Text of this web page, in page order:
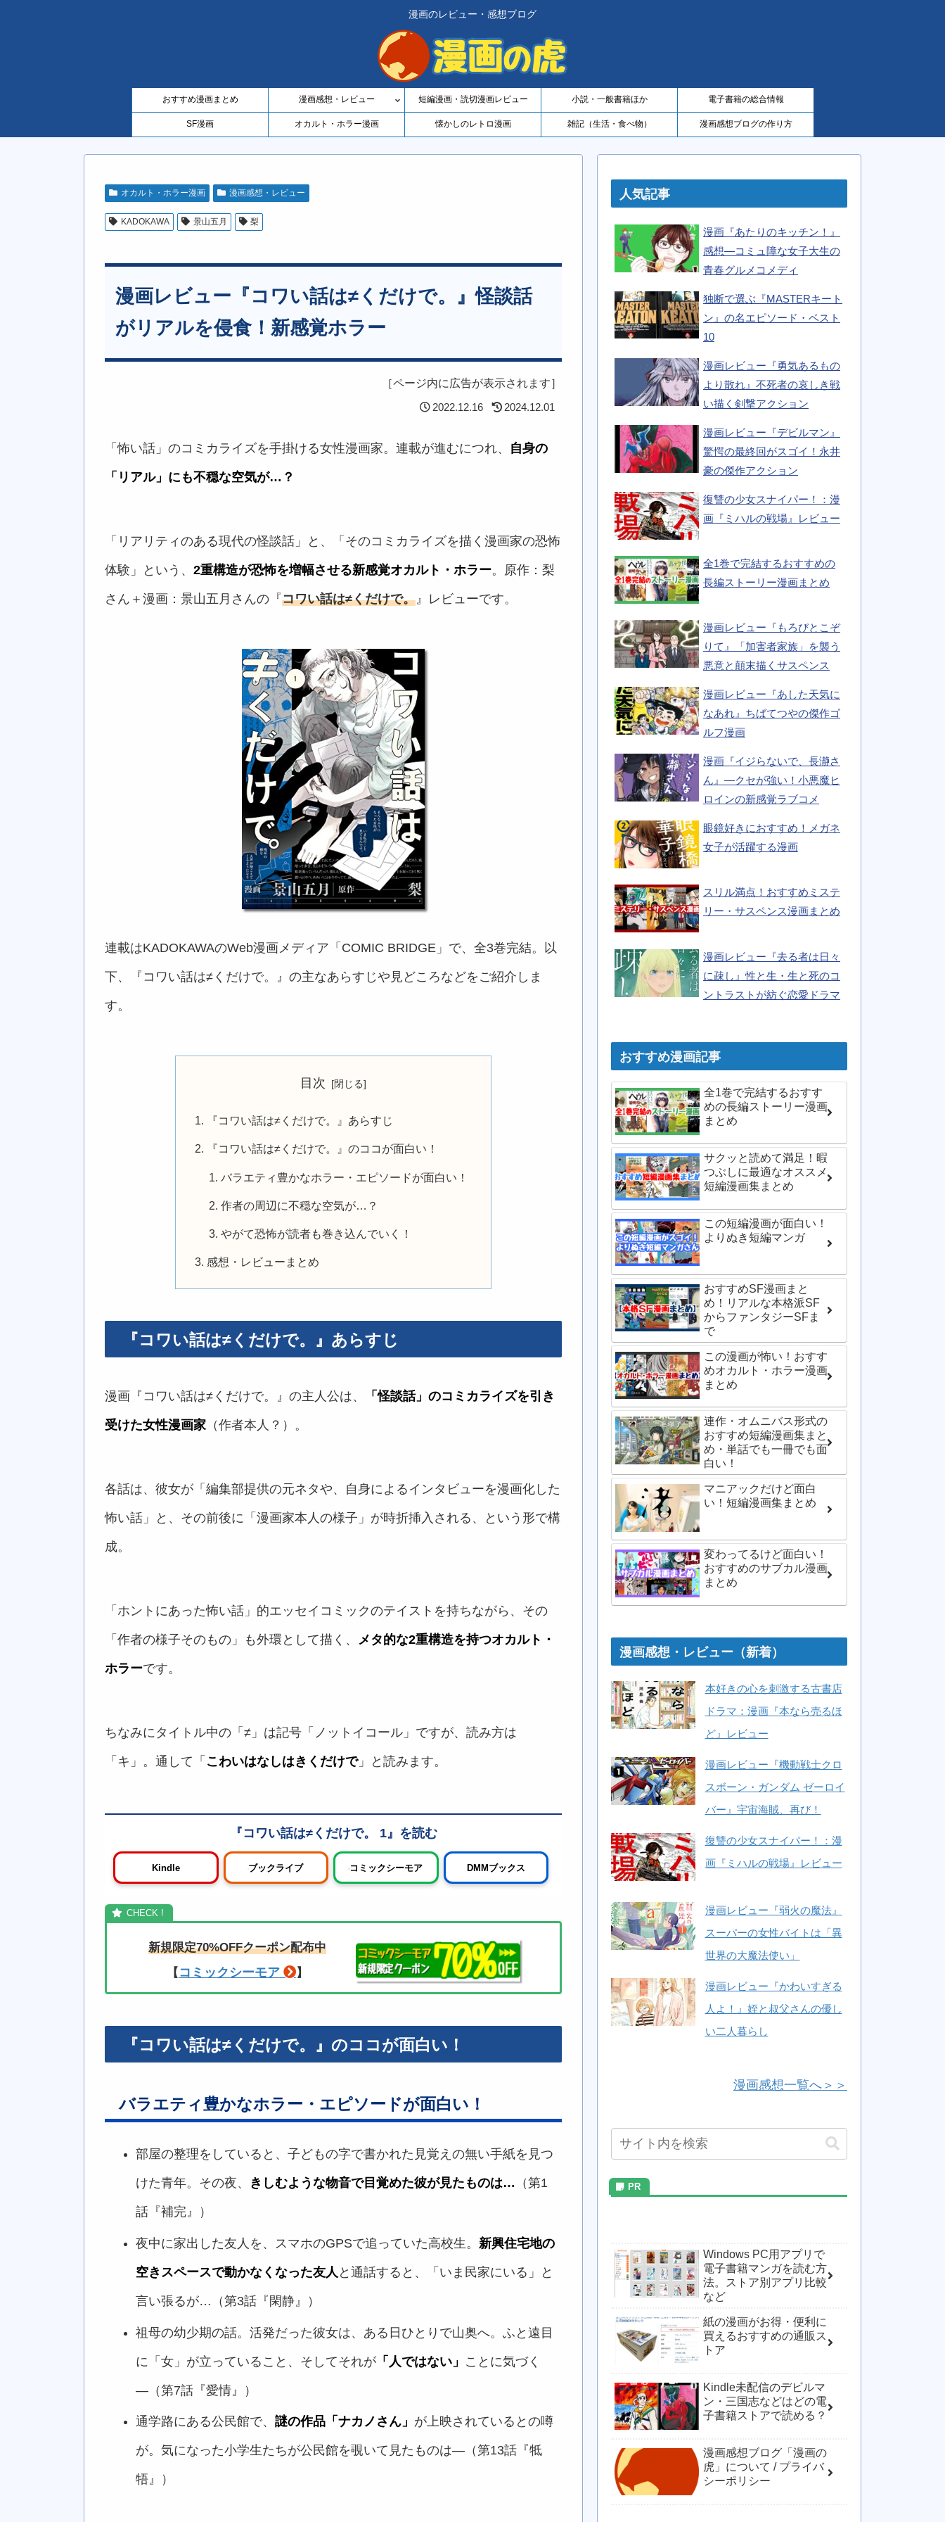
漫画のレビュー・感想ブログ
おすすめ漫画まとめ 漫画感想・レビュー 短編漫画・読切漫画レビュー 小説・一般書籍ほか 電子書籍の総合情報
SF漫画 オカルト・ホラー漫画 懐かしのレトロ漫画 雑記（生活・食べ物） 漫画感想ブログの作り方
オカルト・ホラー漫画 漫画感想・レビュー
KADOKAWA 景山五月 梨
漫画レビュー『コワい話は≠くだけで。』怪談話
がリアルを侵食！新感覚ホラー
［ページ内に広告が表示されます］
2022.12.16 2024.12.01
「怖い話」のコミカライズを手掛ける女性漫画家。連載が進むにつれ、 自身の
「リアル」にも不穏な空気が…？
「リアリティのある現代の怪談話」と、「そのコミカライズを描く漫画家の恐怖
体験」という、 2重構造が恐怖を増幅させる新感覚オカルト・ホラー。原作：梨
さん＋漫画：景山五月さんの『コワい話は≠くだけで。 』レビューです。
連載はKADOKAWAのWeb漫画メディア「COMIC BRIDGE」で、全3巻完結。以
下、『コワい話は≠くだけで。』の主なあらすじや見どころなどをご紹介しま
す。
目次
『コワい話は≠くだけで。』あらすじ
『コワい話は≠くだけで。』のココが面白い！
バラエティ豊かなホラー・エピソードが面白い！
作者の周辺に不穏な空気が…？
やがて恐怖が読者も巻き込んでいく！
感想・レビューまとめ
『コワい話は≠くだけで。』あらすじ
漫画『コワい話は≠くだけで。』の主人公は、 「怪談話」のコミカライズを引き
受けた女性漫画家 （作者本人？）。
各話は、彼女が「編集部提供の元ネタや、自身によるインタビューを漫画化した
怖い話」と、その前後に「漫画家本人の様子」が時折挿入される、という形で構
成。
「ホントにあった怖い話」的エッセイコミックのテイストを持ちながら、その
「作者の様子そのもの」も外環として描く、 メタ的な2重構造を持つオカルト・
ホラーです。
ちなみにタイトル中の「≠」は記号「ノットイコール」ですが、読み方は
「キ」。通して「 こわいはなしはきくだけで」と読みます。
コワい話は≠くだけで。 1
Kindle ブックライブ コミックシーモア DMMブックス
新規限定70%OFFクーポン配布中
【 コミックシーモア 】
『コワい話は≠くだけで。』のココが面白い！
バラエティ豊かなホラー・エピソードが面白い！
部屋の整理をしていると、子どもの字で書かれた見覚えの無い手紙を見つ
けた青年。その夜、 きしむような物音で目覚めた彼が見たものは… （第1
話『補完』）
夜中に家出した友人を、スマホのGPSで追っていた高校生。 新興住宅地の
空きスペースで動かなくなった友人 と通話すると、「いま民家にいる」と
言い張るが…（第3話『閑静』）
祖母の幼少期の話。活発だった彼女は、ある日ひとりで山奥へ。ふと遠目
に「女」が立っていること、そしてそれが「人ではない」 ことに気づく
―（第7話『愛情』）
通学路にある公民館で、 謎の作品「ナカノさん」 が上映されているとの噂
が。気になった小学生たちが公民館を覗いて見たものは―（第13話『牴
牾』）
人気記事
漫画『あたりのキッチン！』
感想―コミュ障な女子大生の
青春グルメコメディ
独断で選ぶ『MASTERキート
ン』の名エピソード・ベスト
10
漫画レビュー『勇気あるもの
より散れ』不死者の哀しき戦
い描く剣撃アクション
漫画レビュー『デビルマン』
驚愕の最終回がスゴイ！永井
豪の傑作アクション
復讐の少女スナイパー！：漫
画『ミハルの戦場』レビュー
全1巻で完結するおすすめの
長編ストーリー漫画まとめ
漫画レビュー『もろびとこぞ
りて』「加害者家族」を襲う
悪意と顛末描くサスペンス
漫画レビュー『あした天気に
なあれ』ちばてつやの傑作ゴ
ルフ漫画
漫画『イジらないで、長瀞さ
ん』―クセが強い！小悪魔ヒ
ロインの新感覚ラブコメ
眼鏡好きにおすすめ！メガネ
女子が活躍する漫画
スリル満点！おすすめミステ
リー・サスペンス漫画まとめ
漫画レビュー『去る者は日々
に疎し』性と生・生と死のコ
ントラストが紡ぐ恋愛ドラマ
おすすめ漫画記事
全1巻で完結するおすす
めの長編ストーリー漫画
まとめ
サクッと読めて満足！暇
つぶしに最適なオススメ
短編漫画集まとめ
この短編漫画が面白い！
よりぬき短編マンガ
おすすめSF漫画まと
め！リアルな本格派SF
からファンタジーSFま
で
この漫画が怖い！おすす
めオカルト・ホラー漫画
まとめ
連作・オムニバス形式の
おすすめ短編漫画集まと
め・単話でも一冊でも面
白い！
マニアックだけど面白
い！短編漫画集まとめ
変わってるけど面白い！
おすすめのサブカル漫画
まとめ
漫画感想・レビュー（新着）
本好きの心を刺激する古書店
ドラマ：漫画『本なら売るほ
ど』レビュー
漫画レビュー『機動戦士クロ
スボーン・ガンダム ゼーロイ
バー』宇宙海賊、再び！
復讐の少女スナイパー！：漫
画『ミハルの戦場』レビュー
漫画レビュー『弱火の魔法』
スーパーの女性バイトは「異
世界の大魔法使い」
漫画レビュー『かわいすぎる
人よ！』姪と叔父さんの優し
い二人暮らし
漫画感想一覧へ＞＞
Windows PC用アプリで
電子書籍マンガを読む方
法。ストア別アプリ比較
など
紙の漫画がお得・便利に
買えるおすすめの通販ス
トア
Kindle未配信のデビルマ
ン・三国志などはどの電
子書籍ストアで読める？
漫画感想ブログ「漫画の
虎」について / プライバ
シーポリシー